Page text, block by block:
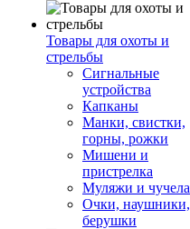
Товары для охоты и
стрельбы
Сигнальные
устройства
Капканы
Манки, свистки,
горны, рожки
Мишени и
пристрелка
Муляжи и чучела
Очки, наушники,
берушки